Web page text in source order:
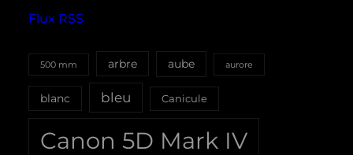
Flux RSS
500 mm arbre aube aurore
blanc bleu Canicule
Canon 5D Mark IV